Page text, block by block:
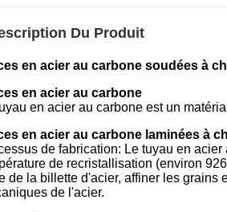
Du Produit
en acier au carbone soudées à
en acier au carbone
en acier au carbone est un
en acier au carbone laminées à
de fabrication: Le tuyau en
de recristallisation (environ
de la billette d'acier, affiner les grains
de l'acier.